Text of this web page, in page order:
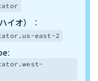
イオ） ：
east-2
: